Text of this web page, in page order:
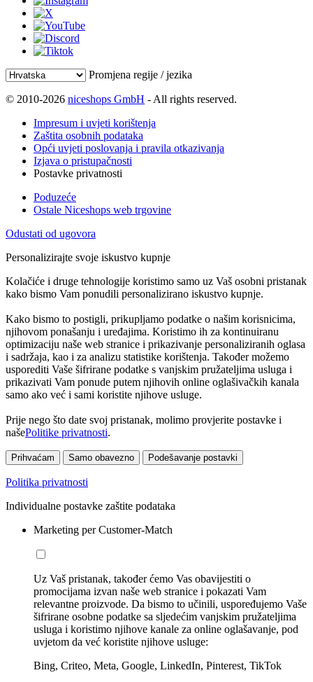
Promjena regije / jezika
© 2010-2026 niceshops GmbH - All rights reserved.
Impresum i uvjeti korištenja
Zaštita osobnih podataka
Opći uvjeti poslovanja i pravila otkazivanja
Izjava o pristupačnosti
Postavke privatnosti
Poduzeće
Ostale Niceshops web trgovine
Odustati od ugovora
Personalizirajte svoje iskustvo kupnje
Kolačiće i druge tehnologije koristimo samo uz Vaš osobni pristanak
kako bismo Vam ponudili personalizirano iskustvo kupnje.
Kako bismo to postigli, prikupljamo podatke o našim korisnicima,
njihovom ponašanju i uređajima. Koristimo ih za kontinuiranu
optimizaciju naše web stranice i prikazivanje personaliziranih oglasa
i sadržaja, kao i za analizu statistike korištenja. Također možemo
usporediti Vaše šifrirane podatke s vanjskim pružateljima usluga i
prikazivati Vam ponude putem njihovih online oglašivačkih kanala
samo ako već i sami koristite njihove usluge.
Prije nego što date svoj pristanak, molimo provjerite postavke i
našePolitike privatnosti.
Prihvaćam Samo obavezno Podešavanje postavki
Politika privatnosti
Individualne postavke zaštite podataka
Marketing per Customer-Match
Uz Vaš pristanak, također ćemo Vas obavijestiti o
promocijama izvan naše web stranice i pokazati Vam
relevantne proizvode. Da bismo to učinili, uspoređujemo Vaše
šifrirane osobne podatke sa sljedećim vanjskim pružateljima
usluga i koristimo njihove kanale za online oglašavanje, pod
uvjetom da već koristite njihove usluge:
Bing, Criteo, Meta, Google, LinkedIn, Pinterest, TikTok